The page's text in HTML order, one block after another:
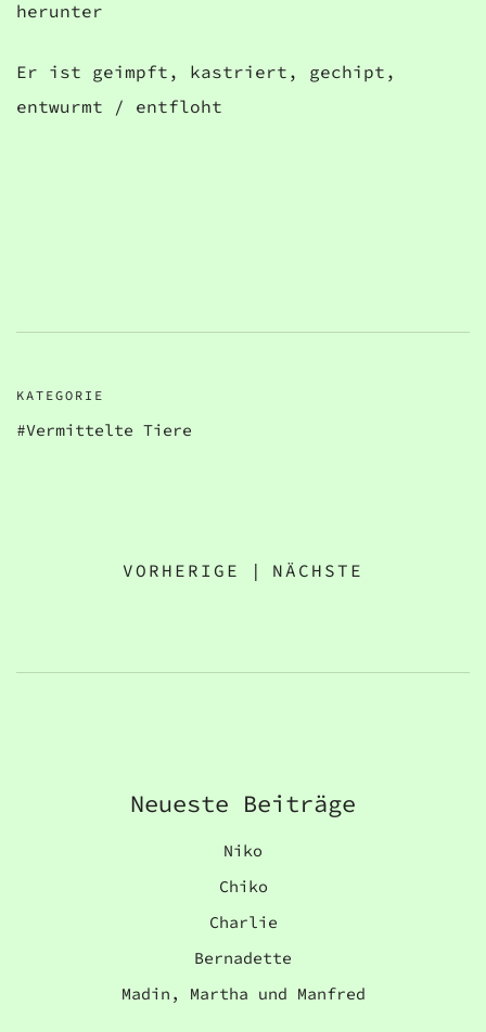
herunter
Er ist geimpft, kastriert, gechipt,
entwurmt / entfloht
KATEGORIE
Vermittelte Tiere
VORHERIGE | NÄCHSTE
Neueste Beiträge
Niko
Chiko
Charlie
Bernadette
Madin, Martha und Manfred